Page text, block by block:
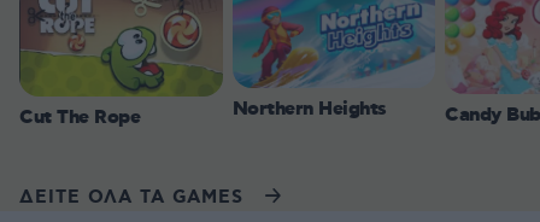
Cut The Rope Northern Heights Candy
ΔΕΙΤΕ ΟΛΑ ΤΑ GAMES